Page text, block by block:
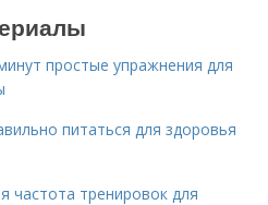
простые упражнения для
питаться для здоровья
частота тренировок для